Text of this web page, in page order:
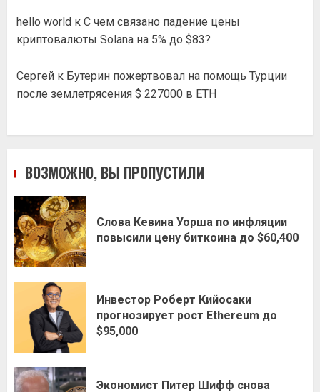
hello world к С чем связано падение цены
криптовалюты Solana на 5% до $83?
Сергей к Бутерин пожертвовал на помощь Турции
после землетрясения $ 227000 в ETH
ВОЗМОЖНО, ВЫ ПРОПУСТИЛИ
Слова Кевина Уорша по инфляции
повысили цену биткоина до $60,400
Инвестор Роберт Кийосаки
прогнозирует рост Ethereum до
$95,000
Экономист Питер Шифф снова